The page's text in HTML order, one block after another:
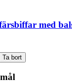
med
Ta bort